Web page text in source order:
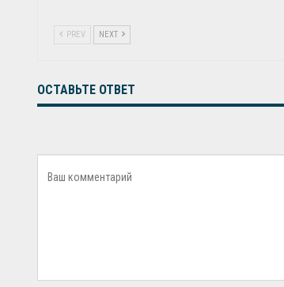
PREV NEXT
ОСТАВЬТЕ ОТВЕТ